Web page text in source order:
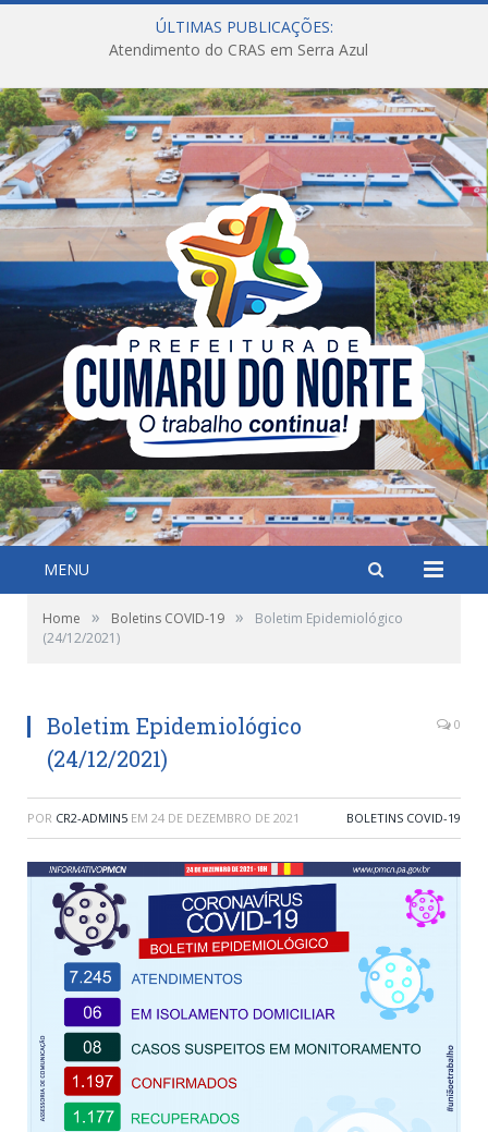
ÚLTIMAS PUBLICAÇÕES:
Atendimento do CRAS em Serra Azul
MENU
Home » Boletins COVID-19 »
Boletim Epidemiológico
(24/12/2021)
Boletim Epidemiológico
(24/12/2021)
0
POR CR2-ADMIN5 EM 24 DE DEZEMBRO DE 2021 BOLETINS COVID-19